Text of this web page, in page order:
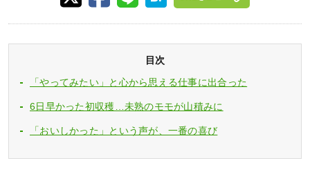
目次
「やってみたい」と心から思える仕事に出合った
6日早かった初収穫…未熟のモモが山積みに
「おいしかった」という声が、一番の喜び